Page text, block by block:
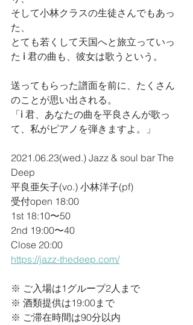
そして小林クラスの生徒さんでもあっ
た、
とても若くして天国へと旅立っていっ
た i 君の曲も、彼女は歌うという。
送ってもらった譜面を前に、たくさん
のことが思い出される。
「i 君、あなたの曲を平良さんが歌っ
て、私がピアノを弾きますよ。」
2021.06.23(wed.) Jazz & soul bar The
Deep
平良亜矢子(vo.) 小林洋子(pf)
受付open 18:00
1st 18:10〜50
2nd 19:00〜40
Close 20:00
https://jazz-thedeep.com/
※ ご入場は1グループ2人まで
※ 酒類提供は19:00まで
※ ご滞在時間は90分以内